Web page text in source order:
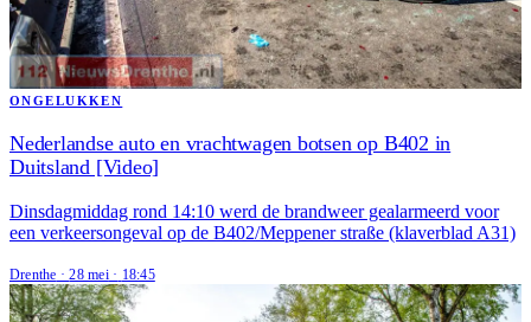
ONGELUKKEN
Nederlandse auto en vrachtwagen botsen op B402 in
Duitsland [Video]
Dinsdagmiddag rond 14:10 werd de brandweer gealarmeerd voor
een verkeersongeval op de B402/Meppener straße (klaverblad A31)
Drenthe ·28 mei· 18:45